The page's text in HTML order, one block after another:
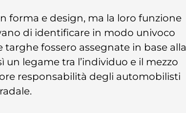
forma e design, ma la loro funzione
di identificare in modo univoco
fossero assegnate in base alla
legame tra l’individuo e il mezzo
responsabilità degli automobilisti